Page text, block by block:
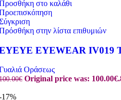
στο καλάθι
στην λίστα επιθυμιών
EYEWEAR IV019
Οράσεως
€ Original price was: 100.00€.
17%